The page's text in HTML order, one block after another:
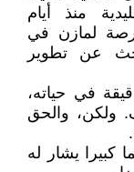
منذ أيام
لمازن في
عن تطوير
في حياته،
ولكن، والحق
كبيرا يشار له